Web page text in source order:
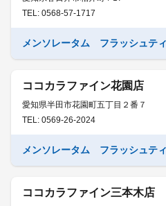
TEL: 0568-57-1717
メンソレータム フラッシュテ
ココカラファイン花園店
愛知県半田市花園町五丁目２番７
TEL: 0569-26-2024
メンソレータム フラッシュテ
ココカラファイン三本木店